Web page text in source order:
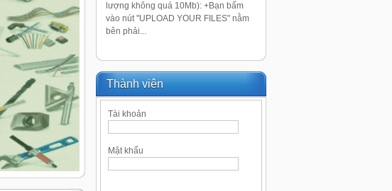
lượng không quá 10Mb): +Bạn bấm
vào nút "UPLOAD YOUR FILES" nằm
bên phải...
Thành viên
Tài khoản
Mật khẩu